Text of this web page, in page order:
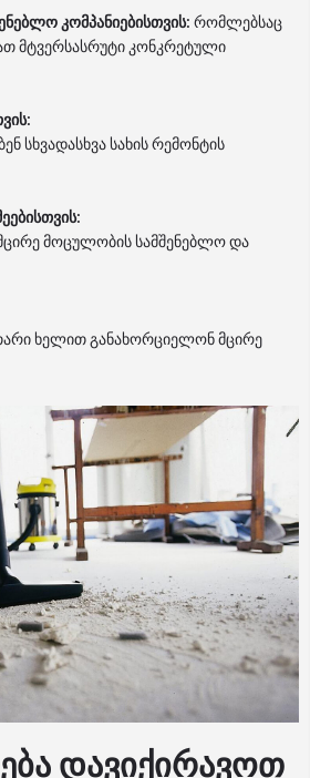
კომპანიებისთვის: რომლებსაც
მტვერსასრუტი კონკრეტული
სხვადასხვა სახის რემონტის
მოცულობის სამშენებლო და
ხელით განახორციელონ მცირე
დავიქირავოთ